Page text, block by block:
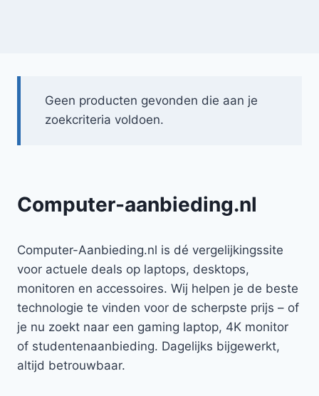
Geen producten gevonden die aan je
zoekcriteria voldoen.
Computer-aanbieding.nl
Computer-Aanbieding.nl is dé vergelijkingssite
voor actuele deals op laptops, desktops,
monitoren en accessoires. Wij helpen je de beste
technologie te vinden voor de scherpste prijs – of
je nu zoekt naar een gaming laptop, 4K monitor
of studentenaanbieding. Dagelijks bijgewerkt,
altijd betrouwbaar.